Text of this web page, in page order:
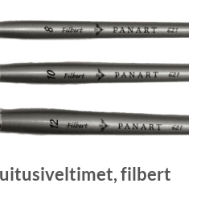
filbert